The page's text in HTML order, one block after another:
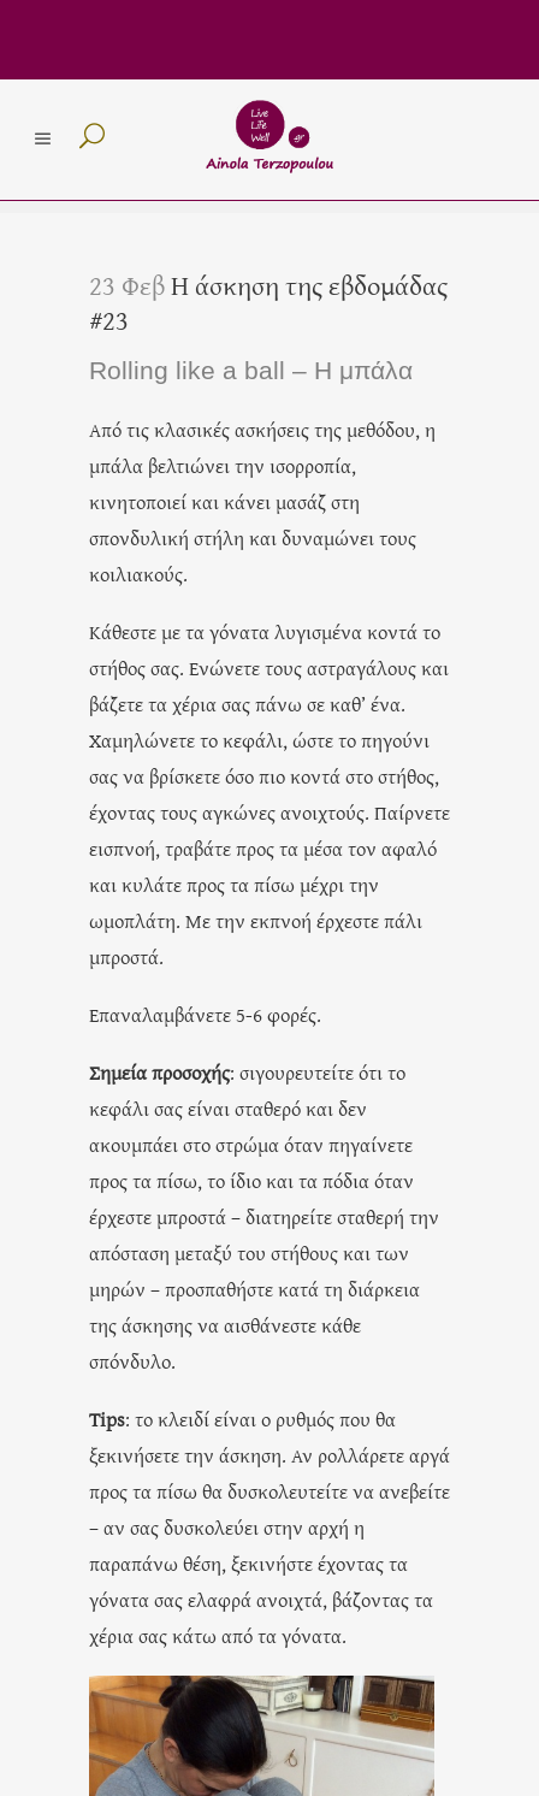
23 ΦεβΗ άσκηση της εβδομάδας
#23
Rolling like a ball – Η μπάλα
Από τις κλασικές ασκήσεις της μεθόδου, η
μπάλα βελτιώνει την ισορροπία,
κινητοποιεί και κάνει μασάζ στη
σπονδυλική στήλη και δυναμώνει τους
κοιλιακούς.
Κάθεστε με τα γόνατα λυγισμένα κοντά το
στήθος σας. Ενώνετε τους αστραγάλους και
βάζετε τα χέρια σας πάνω σε καθ’ ένα.
Χαμηλώνετε το κεφάλι, ώστε το πηγούνι
σας να βρίσκετε όσο πιο κοντά στο στήθος,
έχοντας τους αγκώνες ανοιχτούς. Παίρνετε
εισπνοή, τραβάτε προς τα μέσα τον αφαλό
και κυλάτε προς τα πίσω μέχρι την
ωμοπλάτη. Με την εκπνοή έρχεστε πάλι
μπροστά.
Επαναλαμβάνετε 5-6 φορές.
Σημεία προσοχής: σιγουρευτείτε ότι το
κεφάλι σας είναι σταθερό και δεν
ακουμπάει στο στρώμα όταν πηγαίνετε
προς τα πίσω, το ίδιο και τα πόδια όταν
έρχεστε μπροστά – διατηρείτε σταθερή την
απόσταση μεταξύ του στήθους και των
μηρών – προσπαθήστε κατά τη διάρκεια
της άσκησης να αισθάνεστε κάθε
σπόνδυλο.
Tips: το κλειδί είναι ο ρυθμός που θα
ξεκινήσετε την άσκηση. Αν ρολλάρετε αργά
προς τα πίσω θα δυσκολευτείτε να ανεβείτε
– αν σας δυσκολεύει στην αρχή η
παραπάνω θέση, ξεκινήστε έχοντας τα
γόνατα σας ελαφρά ανοιχτά, βάζοντας τα
χέρια σας κάτω από τα γόνατα.